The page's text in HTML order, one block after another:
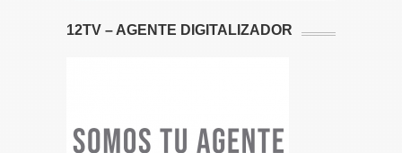
12TV – AGENTE DIGITALIZADOR